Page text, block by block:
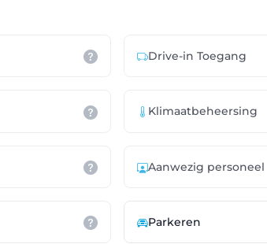
Drive-in Toegang
Klimaatbeheersing
Aanwezig personeel
Parkeren